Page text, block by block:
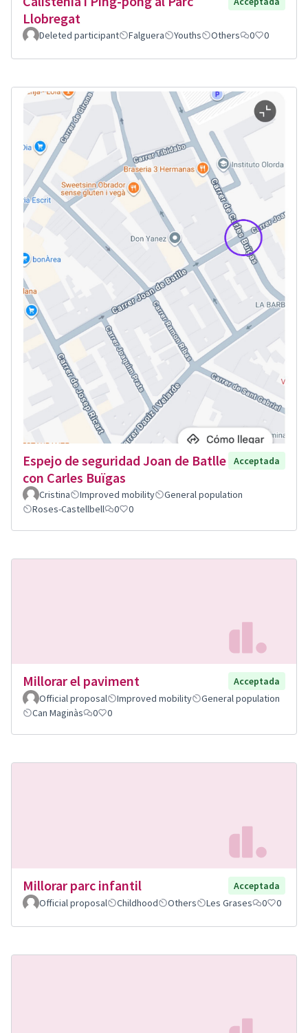
Llobregat
Deleted participant Falguera Youths Others 0 0
Espejo de seguridad Joan de Batlle
con Carles Buïgas
Acceptada
Cristina Improved mobility
General population
Roses-Castellbell
0 0
Millorar el paviment
Acceptada
Official proposal
Improved mobility
General population
Can Maginàs
0 0
Millorar parc infantil
Acceptada
Official proposal
Childhood Others Les Grases 0 0